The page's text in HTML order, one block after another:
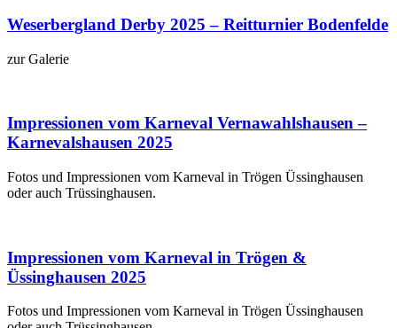
Weserbergland Derby 2025 – Reitturnier Bodenfelde
zur Galerie
Impressionen vom Karneval Vernawahlshausen –
Karnevalshausen 2025
Fotos und Impressionen vom Karneval in Trögen Üssinghausen
oder auch Trüssinghausen.
Impressionen vom Karneval in Trögen &
Üssinghausen 2025
Fotos und Impressionen vom Karneval in Trögen Üssinghausen